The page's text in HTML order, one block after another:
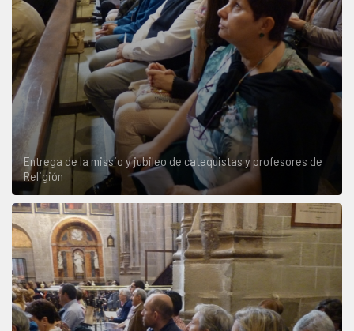
Entrega de la missio y jubileo de catequistas y profesores de
Religión